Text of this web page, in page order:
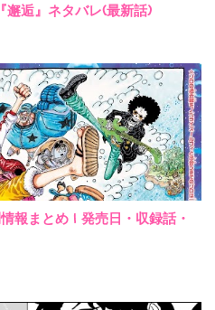
逅』ネタバレ(最新話)
報まとめ | 発売日・収録話・